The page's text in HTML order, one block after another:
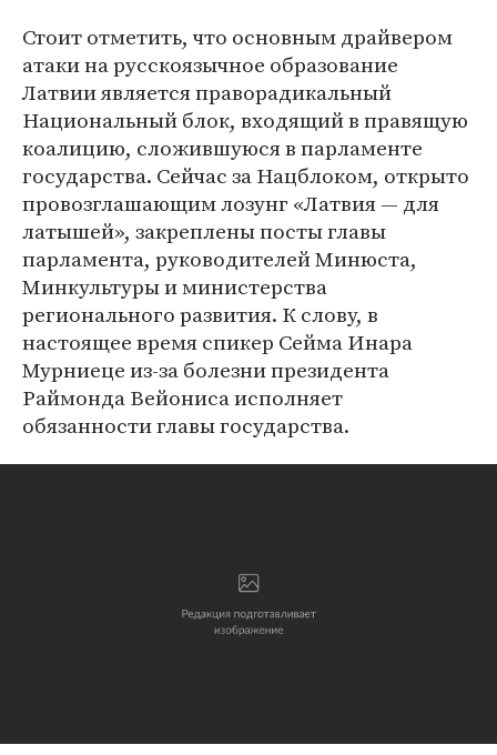
Стоит отметить, что основным драйвером
атаки на русскоязычное образование
Латвии является праворадикальный
Национальный блок, входящий в правящую
коалицию, сложившуюся в парламенте
государства. Сейчас за Нацблоком, открыто
провозглашающим лозунг «Латвия — для
латышей», закреплены посты главы
парламента, руководителей Минюста,
Минкультуры и министерства
регионального развития. К слову, в
настоящее время спикер Сейма Инара
Мурниеце из-за болезни президента
Раймонда Вейониса исполняет
обязанности главы государства.